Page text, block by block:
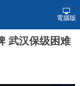
電腦版
武汉保级困难